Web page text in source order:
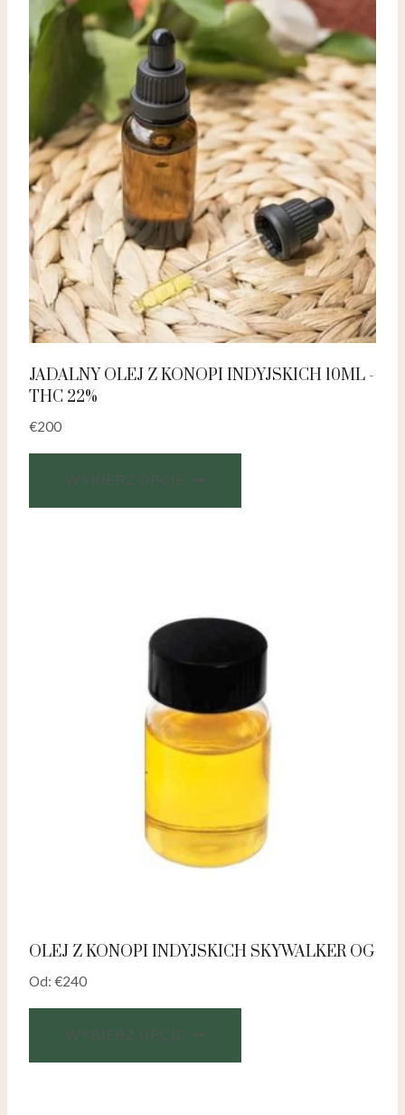
JADALNY OLEJ Z KONOPI INDYJSKICH 10ML -
THC 22%
€200
WYBIERZ OPCJE
OLEJ Z KONOPI INDYJSKICH SKYWALKER OG
Od: €240
WYBIERZ OPCJE